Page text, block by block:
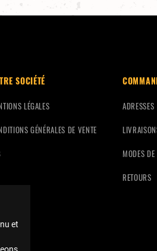
SOCIÉTÉ
LÉGALES
GÉNÉRALES DE VENTE
ADRESSES
MODES
RETOURS
et